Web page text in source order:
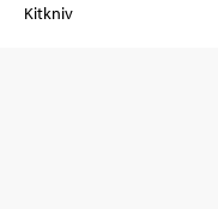
Kitkniv